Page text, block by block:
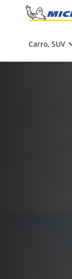
Go to page content
Carro, SUV